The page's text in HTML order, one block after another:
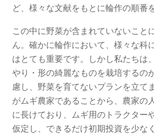
ど、様々な文献をもとに輪作の順番
この中に野菜が含まれていないこと
ん。確かに輪作において、様々な科
はとても重要です。しかし私たちは
やり・形の綺麗なものを栽培するの
慮し、野菜を育てないプランを立て
がムギ農家であることから、農家の
に長けており、ムギ用のトラクター
仮定し、できるだけ初期投資を少な